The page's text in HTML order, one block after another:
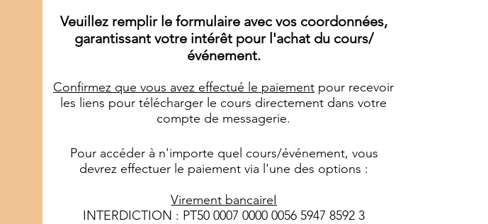
Veuillez remplir le formulaire avec vos coordonnées,
garantissant votre intérêt pour l'achat du cours/
événement.
Confirmez que vous avez effectué le paiement pour recevoir
les liens pour télécharger le cours directement dans votre
compte de messagerie.
Pour accéder à n'importe quel cours/événement, vous
devrez effectuer le paiement via l'une des options :​
Virement bancaireI
INTERDICTION : PT50 0007 0000 0056 5947 8592 3